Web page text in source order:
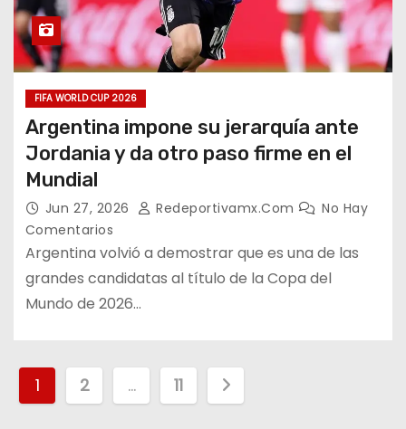
FIFA WORLD CUP 2026
Argentina impone su jerarquía ante
Jordania y da otro paso firme en el
Mundial
Jun 27, 2026 Redeportivamx.com
No Hay
Comentarios
Argentina volvió a demostrar que es una de las
grandes candidatas al título de la Copa del
Mundo de 2026…
1 2 … 11